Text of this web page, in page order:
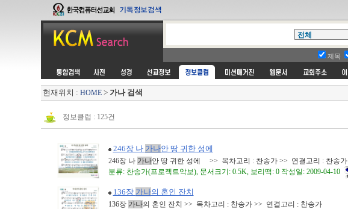
제목
현재위치 : HOME> 가나 검색
정보클럽 : 125건
246장 나 가나안 땅 귀한 성에
246장 나 가나안 땅 귀한 성에 >> 목차고리 : 찬송가 >> 연결고리 : 찬송가
분류: 찬송가(프로젝트악보), 문서크기: 0.5K, 보리떡: 0 작성일: 2009-04-10
136장 가나의 혼인 잔치
136장 가나의 혼인 잔치 >> 목차고리 : 찬송가 >> 연결고리 : 찬송가